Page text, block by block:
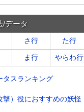
/データ
さ行 た行
ま行 やらわ行
タスランキング
撃）役におすすめの妖怪